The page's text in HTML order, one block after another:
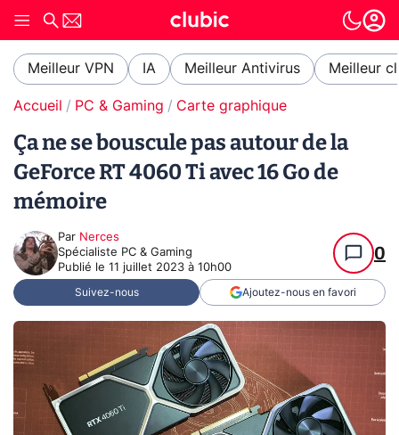
Meilleur VPN IA Meilleur Antivirus Meilleur
Accueil PC & Gaming Carte graphique
Ça ne se bouscule pas autour de la
GeForce RT 4060 Ti avec 16 Go de
mémoire
Par Nerces
Spécialiste PC & Gaming
Publié le 11 juillet 2023 à 10h00
0
Suivez-nous Ajoutez-nous en favori